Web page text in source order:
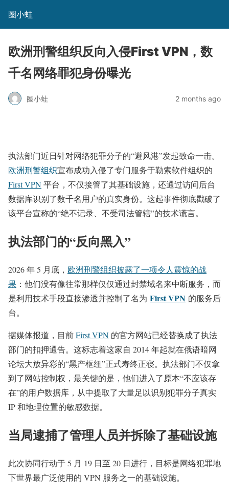
圈小蛙
欧洲刑警组织反向入侵First VPN，数
千名网络罪犯身份曝光
圈小蛙 2 months ago
执法部门近日针对网络犯罪分子的“避风港”发起致命一击。
欧洲刑警组织宣布成功入侵了专门服务于勒索软件组织的
First VPN平台，不仅接管了其基础设施，还通过访问后台
数据库识别了数千名用户的真实身份。这起事件彻底戳破了
该平台宣称的“绝不记录、不受司法管辖”的技术谎言。
执法部门的“反向黑入”
2026 年 5 月底， 欧洲刑警组织披露了一项令人震惊的战
果 ：他们没有像往常那样仅仅通过封禁域名来中断服务，而
是利用技术手段直接渗透并控制了名为 First VPN 的服务后
台。
据媒体报道，目前First VPN 的官方网站已经替换成了执法
部门的扣押通告。这标志着这家自 2014 年起就在俄语暗网
论坛大放异彩的“黑产枢纽”正式寿终正寝。执法部门不仅拿
到了网站控制权，最关键的是，他们进入了原本“不应该存
在”的用户数据库，从中提取了大量足以识别犯罪分子真实
IP 和地理位置的敏感数据。
当局逮捕了管理人员并拆除了基础设施
此次协同行动于 5 月 19 日至 20 日进行，目标是网络犯罪地
下世界最广泛使用的 VPN 服务之一的基础设施。